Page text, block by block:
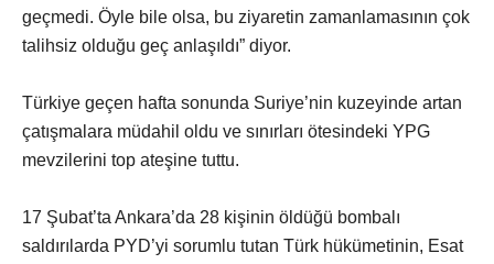
geçmedi. Öyle bile olsa, bu ziyaretin zamanlamasının çok
talihsiz olduğu geç anlaşıldı” diyor.
Türkiye geçen hafta sonunda Suriye’nin kuzeyinde artan
çatışmalara müdahil oldu ve sınırları ötesindeki YPG
mevzilerini top ateşine tuttu.
17 Şubat’ta Ankara’da 28 kişinin öldüğü bombalı
saldırılarda PYD’yi sorumlu tutan Türk hükümetinin, Esat